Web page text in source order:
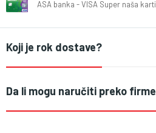
ASA banka - VISA Super naša
Koji je rok dostave?
Da li mogu naručiti preko